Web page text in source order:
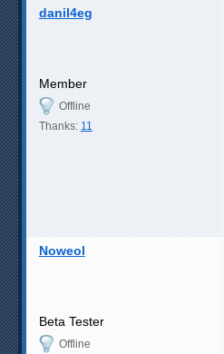
danil4eg
Member
Offline
Thanks: 11
Noweol
Beta Tester
Offline